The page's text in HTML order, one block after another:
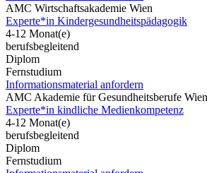
AMC Wirtschaftsakademie Wien
Experte*in Kindergesundheitspädagogik
4-12 Monat(e)
berufsbegleitend
Diplom
Fernstudium
Informationsmaterial anfordern
AMC Akademie für Gesundheitsberufe Wien
Experte*in kindliche Medienkompetenz
4-12 Monat(e)
berufsbegleitend
Diplom
Fernstudium